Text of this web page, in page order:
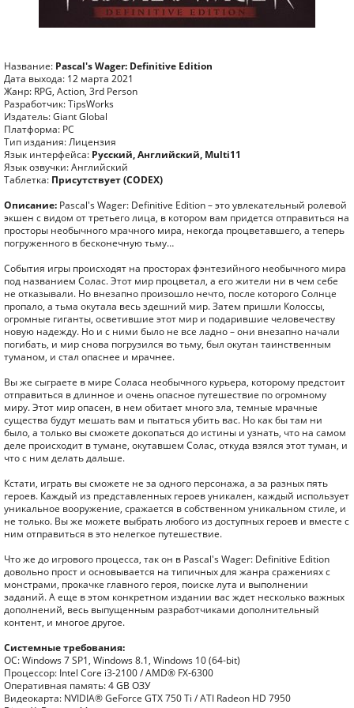
Название: Pascal's Wager: Definitive Edition
Дата выхода: 12 марта 2021
Жанр: RPG, Action, 3rd Person
Разработчик: TipsWorks
Издатель: Giant Global
Платформа: PC
Тип издания: Лицензия
Язык интерфейса: Русский, Английский, Multi11
Язык озвучки: Английский
Таблетка: Присутствует (CODEX)
Описание: Pascal's Wager: Definitive Edition – это увлекательный ролевой
экшен с видом от третьего лица, в котором вам придется отправиться на
просторы необычного мрачного мира, некогда процветавшего, а теперь
погруженного в бесконечную тьму…
События игры происходят на просторах фэнтезийного необычного мира
под названием Солас. Этот мир процветал, а его жители ни в чем себе
не отказывали. Но внезапно произошло нечто, после которого Солнце
пропало, а тьма окутала весь здешний мир. Затем пришли Колоссы,
огромные гиганты, осветившие этот мир и подарившие человечеству
новую надежду. Но и с ними было не все ладно – они внезапно начали
погибать, и мир снова погрузился во тьму, был окутан таинственным
туманом, и стал опаснее и мрачнее.
Вы же сыграете в мире Соласа необычного курьера, которому предстоит
отправиться в длинное и очень опасное путешествие по огромному
миру. Этот мир опасен, в нем обитает много зла, темные мрачные
существа будут мешать вам и пытаться убить вас. Но как бы там ни
было, а только вы сможете докопаться до истины и узнать, что на самом
деле происходит в тумане, окутавшем Солас, откуда взялся этот туман, и
что с ним делать дальше.
Кстати, играть вы сможете не за одного персонажа, а за разных пять
героев. Каждый из представленных героев уникален, каждый использует
уникальное вооружение, сражается в собственном уникальном стиле, и
не только. Вы же можете выбрать любого из доступных героев и вместе с
ним отправиться в это нелегкое путешествие.
Что же до игрового процесса, так он в Pascal's Wager: Definitive Edition
довольно прост и основывается на типичных для жанра сражениях с
монстрами, прокачке главного героя, поиске лута и выполнении
заданий. А еще в этом конкретном издании вас ждет несколько важных
дополнений, весь выпущенным разработчиками дополнительный
контент, и многое другое.
Системные требования:
ОС: Windows 7 SP1, Windows 8.1, Windows 10 (64-bit)
Процессор: Intel Core i3-2100 / AMD® FX-6300
Оперативная память: 4 GB ОЗУ
Видеокарта: NVIDIA® GeForce GTX 750 Ti / ATI Radeon HD 7950